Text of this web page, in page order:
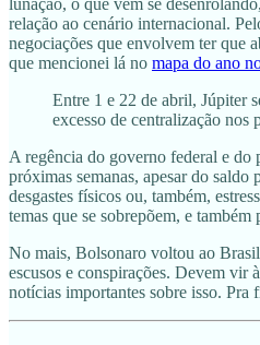
lunação, o que vem se
relação ao cenário internacional.
negociações que envolvem ter que
que mencionei lá no mapa do ano
Entre 1 e 22 de abril, Júpiter
excesso de centralização nos
A regência do governo federal e do
próximas semanas, apesar do
desgastes físicos ou, também,
temas que se sobrepõem, e
No mais, Bolsonaro voltou ao
escusos e conspirações. Devem vir
notícias importantes sobre isso. Pra